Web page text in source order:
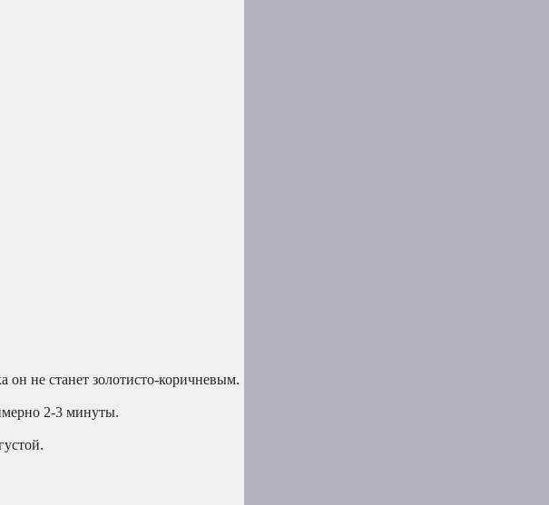
он не станет золотисто-коричневым.
2-3 минуты.